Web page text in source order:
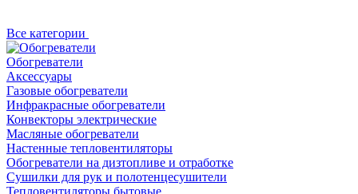
Все категории
Обогреватели
Аксессуары
Газовые обогреватели
Инфракрасные обогреватели
Конвекторы электрические
Масляные обогреватели
Настенные тепловентиляторы
Обогреватели на дизтопливе и отработке
Сушилки для рук и полотенцесушители